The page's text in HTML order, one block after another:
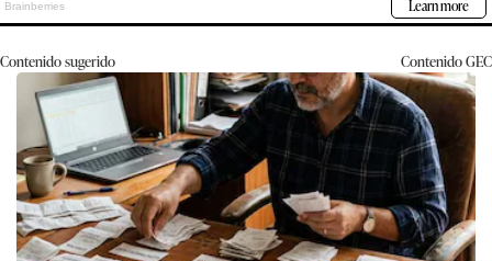
Contenido sugerido ContenidoGEC